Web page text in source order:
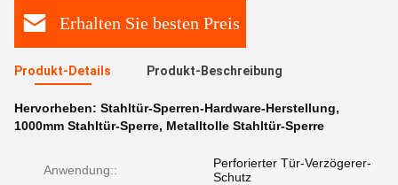
Erhalten Sie besten Preis
Produkt-Details Produkt-Beschreibung
Hervorheben: Stahltür-Sperren-Hardware-Herstellung,
1000mm Stahltür-Sperre, Metalltolle Stahltür-Sperre
Anwendung::
Perforierter Tür-Verzögerer-
Schutz